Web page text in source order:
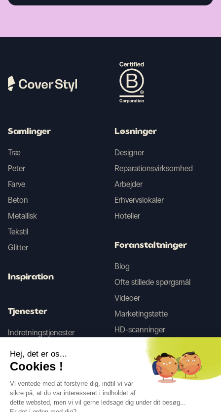
Følg os
Samlinger
Træ
Peter
Farve
Beton
Metallisk
Tekstil
Glitter
Inspiration
Tjenester
Indretningstjenester
Løsninger
Designer
Reparationsvirksomhed
Arbejder
Erhvervslokaler
Hoteller
Foranstaltninger
Blog
Ofte stillede spørgsmål
Videoer
Marketingstøtte
HD-scanninger
Hej, det er os...
Cookies !
Vi ventede med at forstyrre dig, indtil vi var
sikre på, at du var interesseret i indholdet af
dette websted, men vi vil gerne ledsage dig under dit besøg...